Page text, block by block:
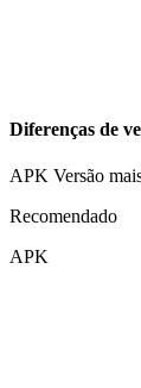
Diferenças de
APK Versão
Recomendado
APK